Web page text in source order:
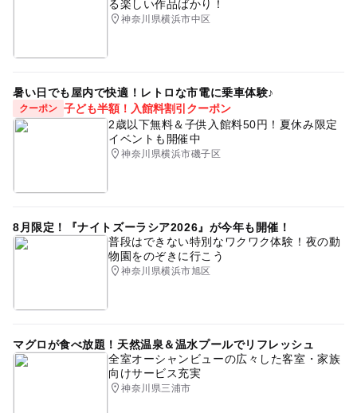
る楽しい作品ばかり！
神奈川県横浜市中区
暑い日でも屋内で快適！レトロな市電に乗車体験♪
クーポン 子ども半額！入館料割引クーポン
2歳以下無料＆子供入館料50円！夏休み限定
イベントも開催中
神奈川県横浜市磯子区
8月限定！『ナイトズーラシア2026』が今年も開催！
普段はできない特別なワクワク体験！夜の動
物園をのぞきに行こう
神奈川県横浜市旭区
マグロが食べ放題！天然温泉＆温水プールでリフレッシュ
全室オーシャンビューの広々した客室・家族
向けサービス充実
神奈川県三浦市